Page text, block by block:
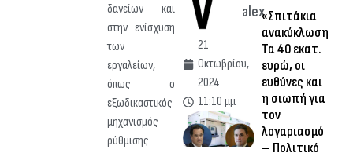
δανείων και
στην ενίσχυση
των
εργαλείων,
όπως ο
εξωδικαστικός
μηχανισμός
ρύθμισης
alex
21
Οκτωβρίου,
2024
11:10 μμ
«Σπιτάκια
ανακύκλωσης»:
Τα 40 εκατ.
ευρώ, οι
ευθύνες και
η σιωπή για
τον
λογαριασμό
– Πολιτικό